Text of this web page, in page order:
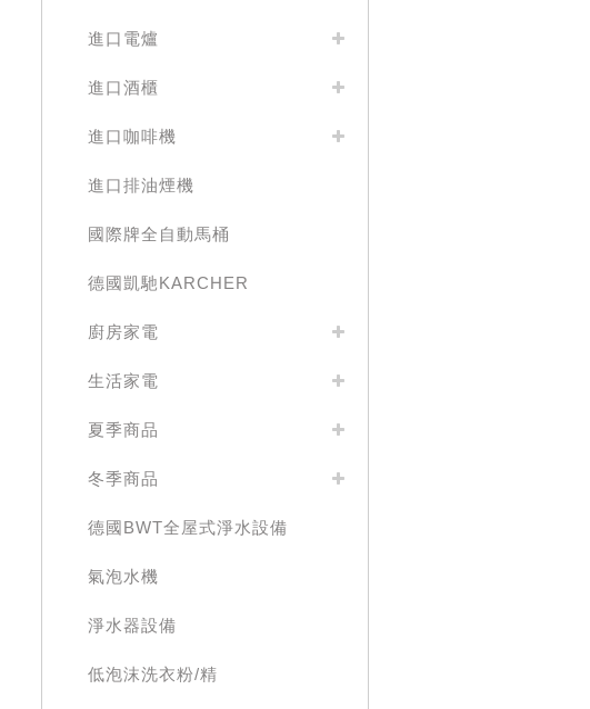
進口電爐
進口酒櫃
進口咖啡機
進口排油煙機
國際牌全自動馬桶
德國凱馳KARCHER
廚房家電
生活家電
夏季商品
冬季商品
德國BWT全屋式淨水設備
氣泡水機
淨水器設備
低泡沫洗衣粉/精